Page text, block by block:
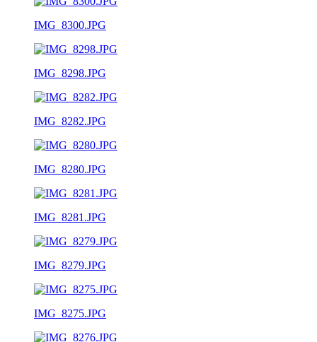
IMG_8300.JPG
IMG_8298.JPG
IMG_8282.JPG
IMG_8280.JPG
IMG_8281.JPG
IMG_8279.JPG
IMG_8275.JPG